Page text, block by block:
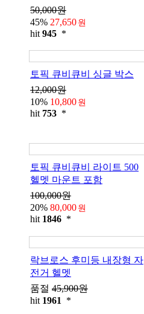
50,000원
45% 27,650 원
hit 945 *
토픽 큐비큐비 싱글 박스
12,000원
10% 10,800 원
hit 753 *
토픽 큐비큐비 라이트 500
헬멧 마운트 포함
100,000원
20% 80,000 원
hit 1846 *
락브로스 후미등 내장형 자
전거 헬멧
품절 45,900원
hit 1961 *